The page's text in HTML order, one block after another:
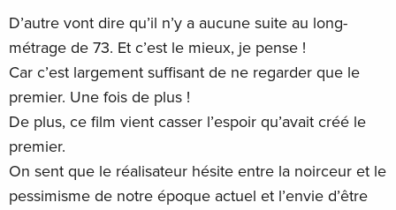
D’autre vont dire qu’il n’y a aucune suite au long-
métrage de 73. Et c’est le mieux, je pense !
Car c’est largement suffisant de ne regarder que le
premier. Une fois de plus !
De plus, ce film vient casser l’espoir qu’avait créé le
premier.
On sent que le réalisateur hésite entre la noirceur et le
pessimisme de notre époque actuel et l’envie d’être